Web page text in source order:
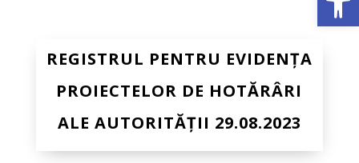
REGISTRUL PENTRU EVIDENȚA
PROIECTELOR DE HOTĂRÂRI
ALE AUTORITĂȚII 29.08.2023